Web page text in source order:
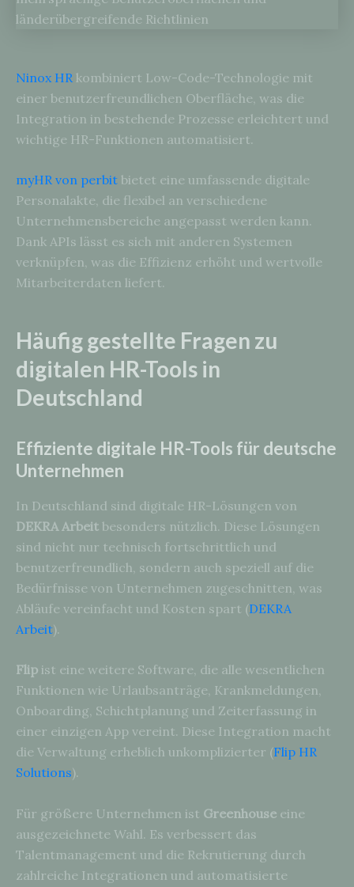
Ninox HR kombiniert Low-Code-Technologie mit
einer benutzerfreundlichen Oberfläche, was die
Integration in bestehende Prozesse erleichtert und
wichtige HR-Funktionen automatisiert.
myHR von perbit bietet eine umfassende digitale
Personalakte, die flexibel an verschiedene
Unternehmensbereiche angepasst werden kann.
Dank APIs lässt es sich mit anderen Systemen
verknüpfen, was die Effizienz erhöht und wertvolle
Mitarbeiterdaten liefert.
Häufig gestellte Fragen zu
digitalen HR-Tools in
Deutschland
Effiziente digitale HR-Tools für deutsche
Unternehmen
In Deutschland sind digitale HR-Lösungen von
DEKRA Arbeit besonders nützlich. Diese Lösungen
sind nicht nur technisch fortschrittlich und
benutzerfreundlich, sondern auch speziell auf die
Bedürfnisse von Unternehmen zugeschnitten, was
Abläufe vereinfacht und Kosten spart (DEKRA
Arbeit).
Flip ist eine weitere Software, die alle wesentlichen
Funktionen wie Urlaubsanträge, Krankmeldungen,
Onboarding, Schichtplanung und Zeiterfassung in
einer einzigen App vereint. Diese Integration macht
die Verwaltung erheblich unkomplizierter (Flip HR
Solutions).
Für größere Unternehmen ist Greenhouse eine
ausgezeichnete Wahl. Es verbessert das
Talentmanagement und die Rekrutierung durch
zahlreiche Integrationen und automatisierte